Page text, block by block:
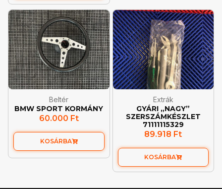
Beltér
BMW SPORT KORMÁNY
60.000 Ft
KOSÁRBA
Extrák
GYÁRI „NAGY”
SZERSZÁMKÉSZLET
71111115329
89.918 Ft
KOSÁRBA